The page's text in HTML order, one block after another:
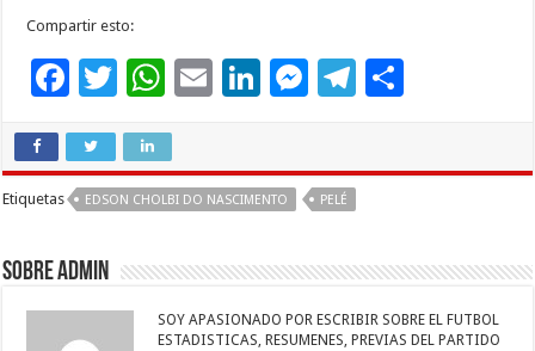
Compartir esto:
F
e
b
o
k
T
tt
er
W
at
sA
p
E
l
Li
e
n
M
n
er
T
m ti
r
Etiquetas EDSON CHOLBI DO NASCIMENTO PELÉ
Sobre admin
SOY APASIONADO POR ESCRIBIR SOBRE EL FUTBOL
ESTADISTICAS, RESUMENES, PREVIAS DEL PARTIDO